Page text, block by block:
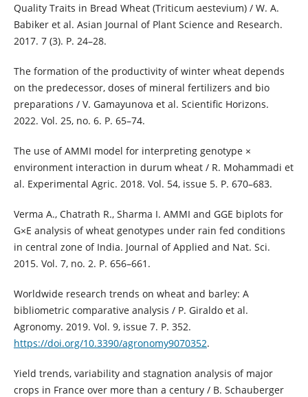
Quality Traits in Bread Wheat (Triticum aestevium) / W. A.
Babiker et al. Asian Journal of Plant Science and Research.
2017. 7 (3). Р. 24–28.
The formation of the productivity of winter wheat depends
on the predecessor, doses of mineral fertilizers and bio
preparations / V. Gamayunova et al. Scientific Horizons.
2022. Vol. 25, no. 6. P. 65–74.
The use of AMMI model for interpreting genotype ×
environment interaction in durum wheat / R. Mohammadi et
al. Experimental Agric. 2018. Vol. 54, issue 5. P. 670–683.
Verma A., Chatrath R., Sharma I. AMMI and GGE biplots for
G×E analysis of wheat genotypes under rain fed conditions
in central zone of India. Journal of Applied and Nat. Sci.
2015. Vol. 7, no. 2. P. 656–661.
Worldwide research trends on wheat and barley: A
bibliometric comparative analysis / P. Giraldo et al.
Agronomy. 2019. Vol. 9, issue 7. Р. 352.
https://doi.org/10.3390/agronomy9070352.
Yield trends, variability and stagnation analysis of major
crops in France over more than a century / B. Schauberger